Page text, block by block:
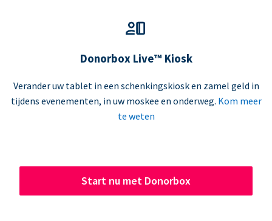
Donorbox Live™ Kiosk
Verander uw tablet in een schenkingskiosk en zamel geld in
tijdens evenementen, in uw moskee en onderweg. Kom meer
te weten
Start nu met Donorbox